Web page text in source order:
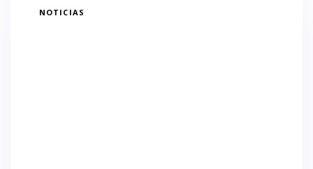
NOTICIAS